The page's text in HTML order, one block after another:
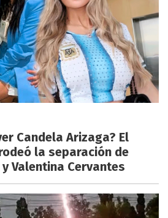
Candela Arizaga? El
la separación de
y Valentina Cervantes